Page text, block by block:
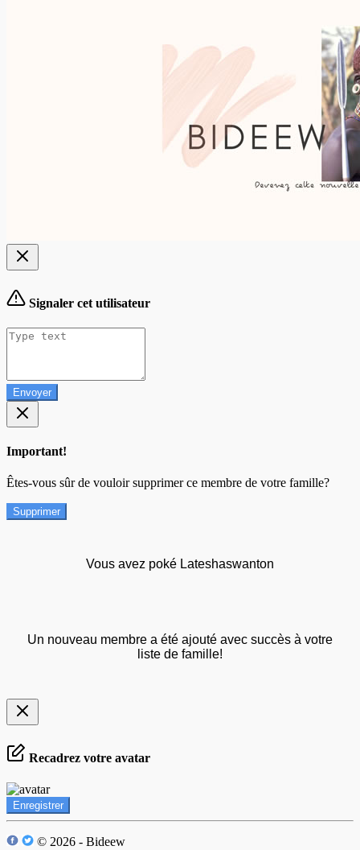
Signaler cet utilisateur
Envoyer
Important!
Êtes-vous sûr de vouloir supprimer ce membre de votre famille?
Supprimer
Vous avez poké Lateshaswanton
Un nouveau membre a été ajouté avec succès à votre
liste de famille!
Recadrez votre avatar
Enregistrer
© 2026 - Bideew